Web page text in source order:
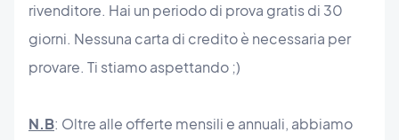
rivenditore. Hai un periodo di prova gratis di 30
giorni. Nessuna carta di credito è necessaria per
provare. Ti stiamo aspettando ;)
N.B: Oltre alle offerte mensili e annuali, abbiamo